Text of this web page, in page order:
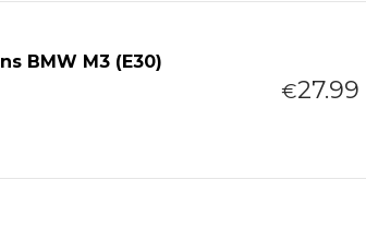
BMW M3 (E30)
€27.99